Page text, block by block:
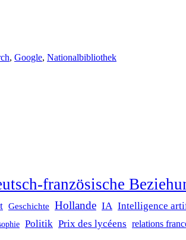
, Google, Nationalbibliothek
französische
Geschichte Hollande IA Intelligence
Politik Prix des lycéens relations